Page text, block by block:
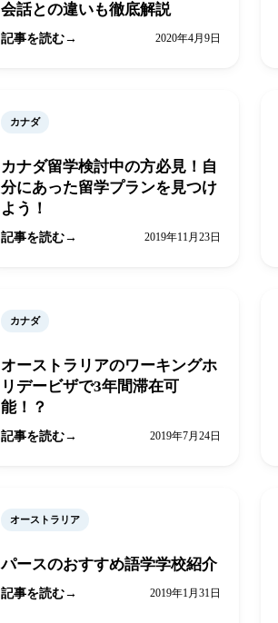
会話との違いも徹底解説
記事を読む 2020年4月9日
カナダ
カナダ留学検討中の方必見！自
分にあった留学プランを見つけ
よう！
記事を読む 2019年11月23日
カナダ
オーストラリアのワーキングホ
リデービザで3年間滞在可
能！？
記事を読む 2019年7月24日
オーストラリア
パースのおすすめ語学学校紹介
記事を読む 2019年1月31日